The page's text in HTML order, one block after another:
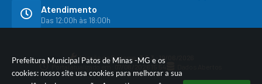
Prefeitura Municipal Patos de Minas -MG e os
cookies: nosso site usa cookies para melhorar a sua
Atendimento
Das 12:00h às 18:00h
Versão do Sistema:3.5.3 - 19/06/2026
Portal atualizado em: